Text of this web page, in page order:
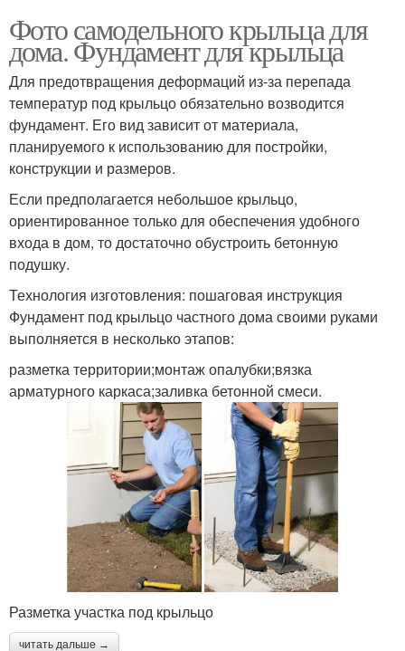
Фото самодельного крыльца для
дома. Фундамент для крыльца
Для предотвращения деформаций из-за перепада
температур под крыльцо обязательно возводится
фундамент. Его вид зависит от материала,
планируемого к использованию для постройки,
конструкции и размеров.
Если предполагается небольшое крыльцо,
ориентированное только для обеспечения удобного
входа в дом, то достаточно обустроить бетонную
подушку.
Технология изготовления: пошаговая инструкция
Фундамент под крыльцо частного дома своими руками
выполняется в несколько этапов:
разметка территории;монтаж опалубки;вязка
арматурного каркаса;заливка бетонной смеси.
Разметка участка под крыльцо
читать дальше →